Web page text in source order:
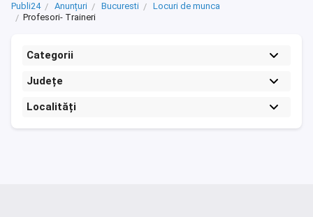
Publi24 Anunțuri Bucuresti
Locuri de munca
Profesori- Traineri
Categorii
Județe
Localități